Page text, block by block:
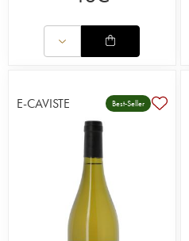
E-CAVISTE Best-Seller